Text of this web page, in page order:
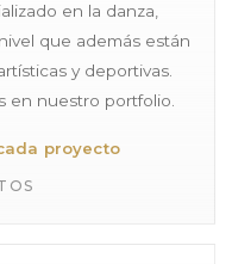
en la danza,
que además están
y deportivas.
en nuestro portfolio.
proyecto